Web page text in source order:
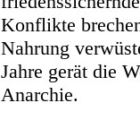
Konflikte
Nahrung
Jahre gerät die
Anarchie.